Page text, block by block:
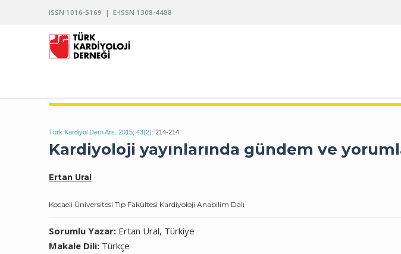
ISSN 1016-5169 | E-ISSN 1308-4488
Turk Kardiyol Dern Ars. 2015; 43(2): 214-214
Kardiyoloji yayınlarında gündem ve
Ertan Ural
Kocaeli Üniversitesi Tıp Fakültesi Kardiyoloji Anabilim Dalı
Sorumlu Yazar: Ertan Ural, Türkiye
Makale Dili: Türkçe